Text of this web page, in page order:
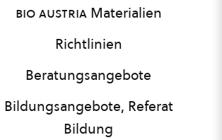
bio austriaMaterialien
Richtlinien
Beratungsangebote
Bildungsangebote, Referat
Bildung